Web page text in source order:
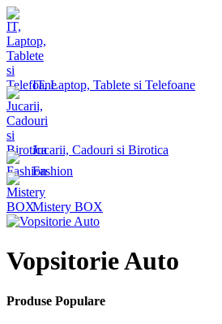
IT, Laptop, Tablete si Telefoane
Jucarii, Cadouri si Birotica
Fashion
Mistery BOX
Vopsitorie Auto
Produse Populare